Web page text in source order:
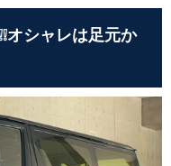
オシャレは足元か